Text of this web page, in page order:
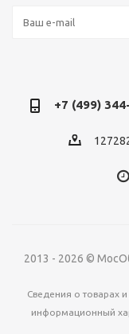
+7 (499)
2013 - 2026 ©
Сведения о товарах
информационный